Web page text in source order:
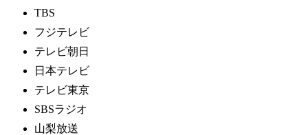
TBS
フジテレビ
テレビ朝日
日本テレビ
テレビ東京
SBSラジオ
山梨放送